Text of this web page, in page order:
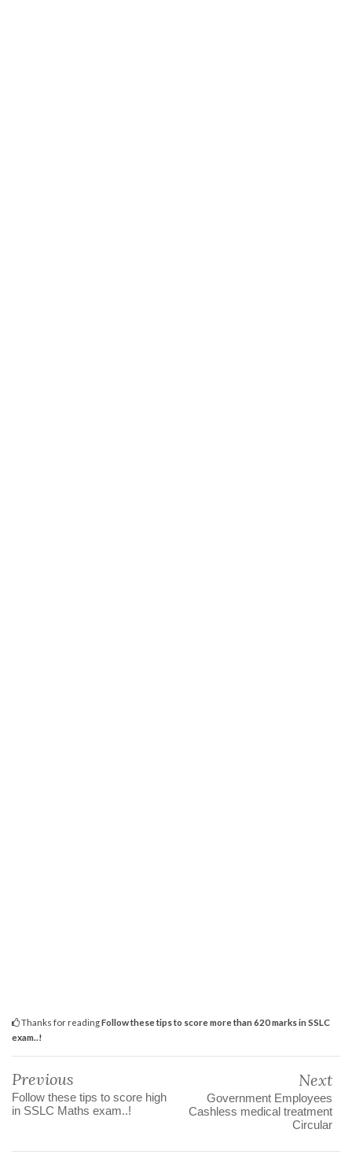
Thanks for readingFollow these tips to score more than 620 marks in SSLC
exam..!
Previous
Follow these tips to score high
in SSLC Maths exam..!
Next
Government Employees
Cashless medical treatment
Circular